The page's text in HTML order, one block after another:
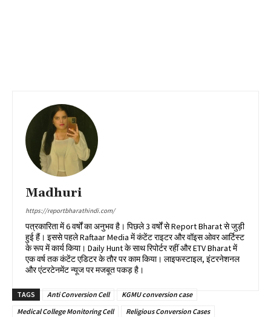
Madhuri
https://reportbharathindi.com/
पत्रकारिता में 6 वर्षों का अनुभव है। पिछले 3 वर्षों से Report Bharat से जुड़ी
हुई हैं। इससे पहले Raftaar Media में कंटेंट राइटर और वॉइस ओवर आर्टिस्ट
के रूप में कार्य किया। Daily Hunt के साथ रिपोर्टर रहीं और ETV Bharat में
एक वर्ष तक कंटेंट एडिटर के तौर पर काम किया। लाइफस्टाइल, इंटरनेशनल
और एंटरटेनमेंट न्यूज पर मजबूत पकड़ है।
TAGS Anti Conversion Cell
KGMU conversion case
Medical College Monitoring Cell
Religious Conversion Cases